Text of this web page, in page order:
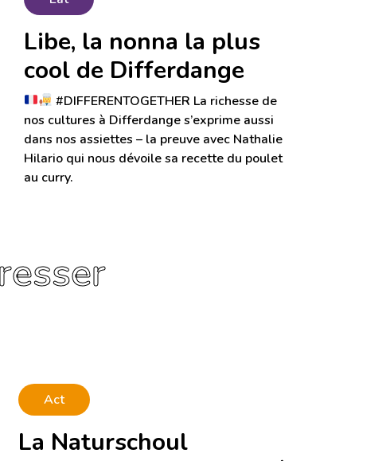
Libe, la nonna la plus
cool de Differdange
#DIFFERENTOGETHER La richesse de
nos cultures à Differdange s’exprime aussi
dans nos assiettes – la preuve avec Nathalie
Hilario qui nous dévoile sa recette du poulet
au curry.
Act
La Naturschoul